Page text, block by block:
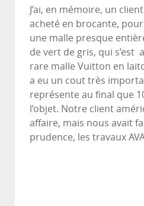
J’ai, en mémoire, un
acheté en brocante,
une malle presque
de vert de gris, qui s’est
rare malle Vuitton en
a eu un cout très
représente au final que
l’objet. Notre client
affaire, mais nous avait
prudence, les travaux